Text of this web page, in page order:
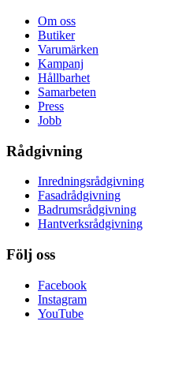
Om oss
Butiker
Varumärken
Kampanj
Hållbarhet
Samarbeten
Press
Jobb
Rådgivning
Inredningsrådgivning
Fasadrådgivning
Badrumsrådgivning
Hantverksrådgivning
Följ oss
Facebook
Instagram
YouTube